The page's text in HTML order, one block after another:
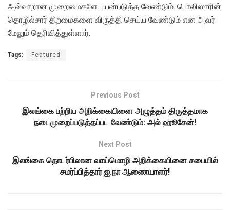
அவ்வாறான முறைமைகளே பயன்படுத்த வேண்டும். பொலிஸாரின்
தொழில்சார் திறமைகளை விருத்தி செய்ய வேண்டும் என அவர்
மேலும் தெரிவித்துள்ளார்.
Tags: Featured
Previous Post
இலங்கை பற்றிய அறிக்கையினை அழுத்தம் திருத்தமாக
நடைமுறைப்படுத்தப்பட வேண்டும்: அல் ஹூசேன்!
Next Post
இலங்கை தொடர்பிலான வாய்மொழி அறிக்கையினை சபையில்
சமர்ப்பித்தார் ஐ.நா ஆணையாளர்!